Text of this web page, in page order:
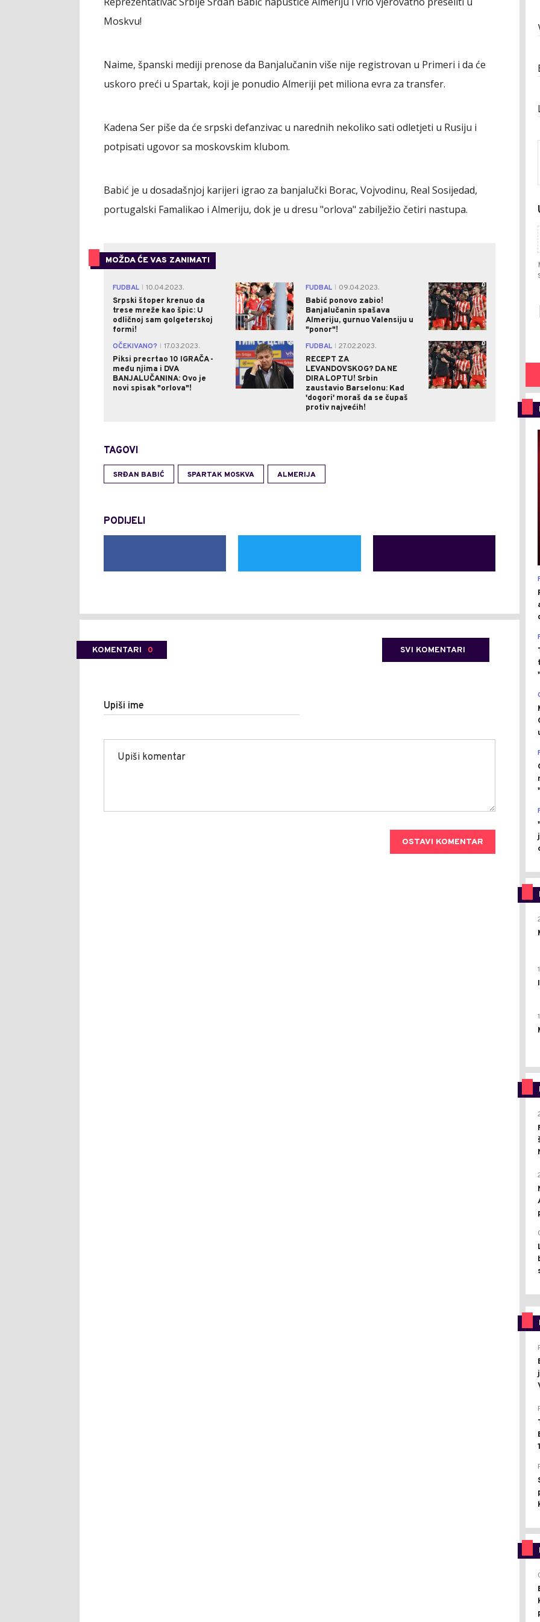
Moskvu!
Naime, španski mediji prenose da Banjalučanin više nije registrovan u Primeri i da će
uskoro preći u Spartak, koji je ponudio Almeriji pet miliona evra za transfer.
Kadena Ser piše da će srpski defanzivac u narednih nekoliko sati odletjeti u Rusiju i
potpisati ugovor sa moskovskim klubom.
Babić je u dosadašnjoj karijeri igrao za banjalučki Borac, Vojvodinu, Real Sosijedad,
portugalski Famalikao i Almeriju, dok je u dresu "orlova" zabilježio četiri nastupa.
MOŽDA ĆE VAS ZANIMATI
FUDBAL
10.04.2023.
Srpski štoper krenuo da
trese mreže kao špic: U
odličnoj sam golgeterskoj
formi!
0 FUDBAL
09.04.2023.
Babić ponovo zabio!
Banjalučanin spašava
Almeriju, gurnuo Valensiju u
"ponor"!
0
OČEKIVANO?
17.03.2023.
Piksi precrtao 10 IGRAČA -
među njima i DVA
BANJALUČANINA: Ovo je
novi spisak "orlova"!
0 FUDBAL
27.02.2023.
RECEPT ZA
LEVANDOVSKOG? DA NE
DIRA LOPTU! Srbin
zaustavio Barselonu: Kad
'dogori' moraš da se čupaš
protiv najvećih!
0
TAGOVI
SRĐAN BABIĆ SPARTAK MOSKVA ALMERIJA
PODIJELI
KOMENTARI 0 SVI KOMENTARI
Upiši ime
OSTAVI KOMENTAR